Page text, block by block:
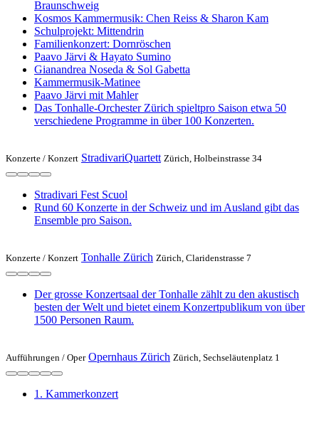
Braunschweig
Kosmos Kammermusik: Chen Reiss & Sharon Kam
Schulprojekt: Mittendrin
Familienkonzert: Dornröschen
Paavo Järvi & Hayato Sumino
Gianandrea Noseda & Sol Gabetta
Kammermusik-Matinee
Paavo Järvi mit Mahler
Das Tonhalle-Orchester Zürich spieltpro Saison etwa 50
verschiedene Programme in über 100 Konzerten.
Konzerte / Konzert StradivariQuartett Zürich, Holbeinstrasse 34
Stradivari Fest Scuol
Rund 60 Konzerte in der Schweiz und im Ausland gibt das
Ensemble pro Saison.
Konzerte / Konzert Tonhalle Zürich Zürich, Claridenstrasse 7
Der grosse Konzertsaal der Tonhalle zählt zu den akustisch
besten der Welt und bietet einem Konzertpublikum von über
1500 Personen Raum.
Aufführungen / Oper Opernhaus Zürich Zürich, Sechseläutenplatz 1
1. Kammerkonzert